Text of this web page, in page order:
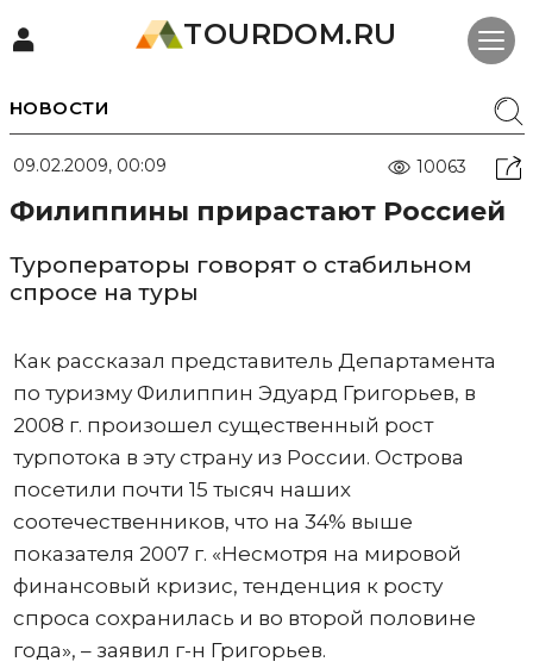
TOURDOM.RU
НОВОСТИ
09.02.2009, 00:09 10063
Филиппины прирастают Россией
Туроператоры говорят о стабильном
спросе на туры
Как рассказал представитель Департамента
по туризму Филиппин Эдуард Григорьев, в
2008 г. произошел существенный рост
турпотока в эту страну из России. Острова
посетили почти 15 тысяч наших
соотечественников, что на 34% выше
показателя 2007 г. «Несмотря на мировой
финансовый кризис, тенденция к росту
спроса сохранилась и во второй половине
года», – заявил г-н Григорьев.